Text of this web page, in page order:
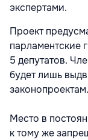
экспертами.
Проект
парламентские
5 депутатов.
будет лишь
законопроектам.
Место в
к тому же